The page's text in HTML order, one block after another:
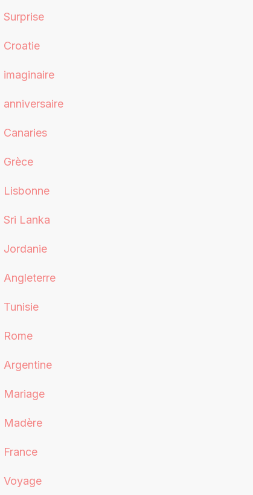
Surprise
Croatie
imaginaire
anniversaire
Canaries
Grèce
Lisbonne
Sri Lanka
Jordanie
Angleterre
Tunisie
Rome
Argentine
Mariage
Madère
France
Voyage